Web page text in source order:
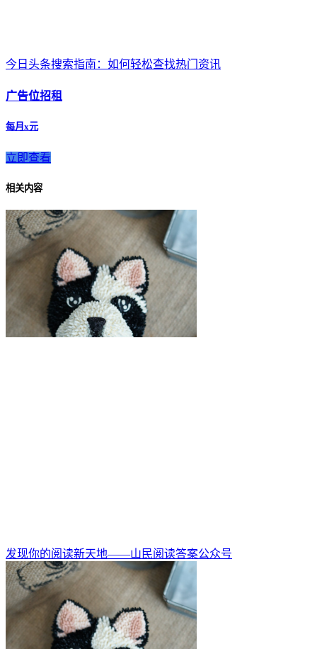
今日头条搜索指南：如何轻松查找热门资讯
广告位招租
每月x元
立即查看
相关内容
发现你的阅读新天地——山民阅读答案公众号